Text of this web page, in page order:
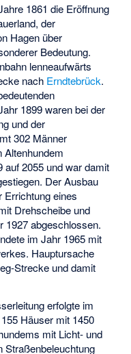
1861 die Eröffnung
der
Hagen über
Bedeutung.
lenneaufwärts
nach Erndtebrück.
1899 waren bei der
und der
302 Männer
Altenhundem
2055 und war damit
Der Ausbau
Errichtung eines
Drehscheibe und
1927 abgeschlossen.
im Jahr 1965 mit
Hauptursache
Strecke und damit
erfolgte im
Häuser mit 1450
mit Licht- und
Straßenbeleuchtung